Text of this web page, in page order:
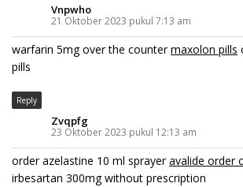
Vnpwho
21 Oktober 2023 pukul 7:13 am
warfarin 5mg over the countermaxolon pills
pills
Reply
Zvqpfg
23 Oktober 2023 pukul 12:13 am
order azelastine 10 ml sprayeravalide order
irbesartan 300mg without prescription